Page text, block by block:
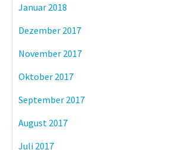
Januar 2018
Dezember 2017
November 2017
Oktober 2017
September 2017
August 2017
Juli 2017